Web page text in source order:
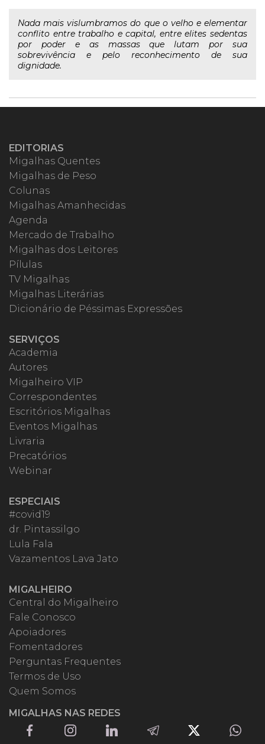
Nada mais vislumbramos do que o velho e elementar
conflito entre trabalho e capital, entre elites sedentas
por poder e as massas que lutam por sua
sobrevivência e pelo reconhecimento de sua
dignidade.
EDITORIAS
Migalhas Quentes
Migalhas de Peso
Colunas
Migalhas Amanhecidas
Agenda
Mercado de Trabalho
Migalhas dos Leitores
Pílulas
TV Migalhas
Migalhas Literárias
Dicionário de Péssimas Expressões
SERVIÇOS
Academia
Autores
Migalheiro VIP
Correspondentes
Escritórios Migalhas
Eventos Migalhas
Livraria
Precatórios
Webinar
ESPECIAIS
#covid19
dr. Pintassilgo
Lula Fala
Vazamentos Lava Jato
MIGALHEIRO
Central do Migalheiro
Fale Conosco
Apoiadores
Fomentadores
Perguntas Frequentes
Termos de Uso
Quem Somos
MIGALHAS NAS REDES